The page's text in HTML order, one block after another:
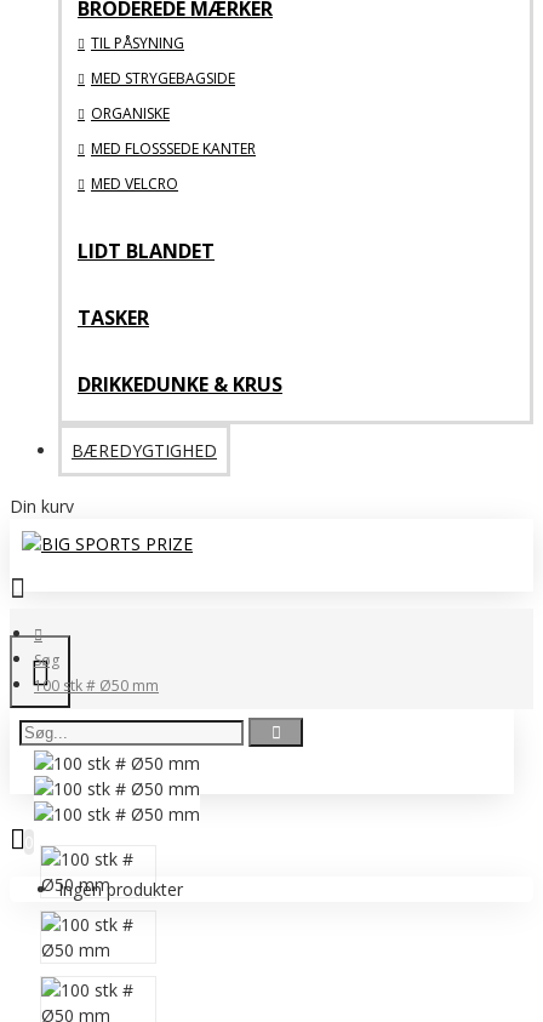
BRODEREDE MÆRKER
TIL PÅSYNING
MED STRYGEBAGSIDE
ORGANISKE
MED FLOSSSEDE KANTER
MED VELCRO
LIDT BLANDET
TASKER
DRIKKEDUNKE & KRUS
BÆREDYGTIGHED
Din kurv
0 vare(r) - 0,00 DKK
Ingen produkter
Søg
100 stk # Ø50 mm